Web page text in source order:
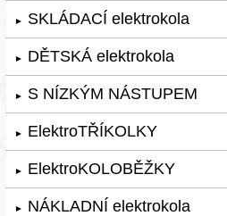
► SKLÁDACÍ elektrokola
► DĚTSKÁ elektrokola
► S NÍZKÝM NÁSTUPEM
► ElektroTŘÍKOLKY
► ElektroKOLOBĚŽKY
► NÁKLADNÍ elektrokola